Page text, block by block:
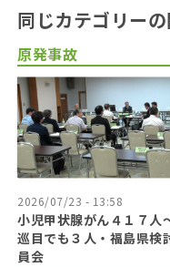
同じカテゴリー
原発事故
2026/07/23 - 13:58
小児甲状腺がん４１７人
巡目でも３人・福島県検
員会